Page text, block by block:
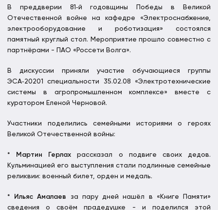
В преддверии 81‑й годовщины Победы в Великой
Отечественной войне на кафедре «Электроснабжение,
электрооборудование и роботизация» состоялся
памятный круглый стол. Мероприятие прошло совместно с
партнёрами - ПАО «Россети Волга».
В дискуссии приняли участие обучающиеся группы
ЭСА‑20201 специальности 35.02.08 «Электротехнические
системы в агропромышленном комплексе» вместе с
куратором Еленой Черновой.
Участники поделились семейными историями о героях
Великой Отечественной войны:
* Мартин Герлах рассказал о подвиге своих дедов.
Кульминацией его выступления стали подлинные семейные
реликвии: военный билет, орден и медаль.
* Ильяс Амалаев
за пару дней нашёл в «Книге Памяти»
сведения о своём прадедушке - и поделился этой